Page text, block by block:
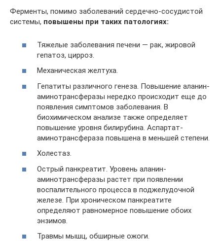
Ферменты, помимо заболеваний сердечно-сосудистой
системы, повышены при таких патологиях:
Тяжелые заболевания печени — рак, жировой
гепатоз, цирроз.
Механическая желтуха.
Гепатиты различного генеза. Повышение аланин-
аминотрансферазы нередко происходит еще до
появления симптомов заболевания. В
биохимическом анализе также определяет
повышение уровня билирубина. Аспартат-
аминотрансфераза повышена в меньшей степени.
Холестаз.
Острый панкреатит. Уровень аланин-
аминотрансферазы растет при появлении
воспалительного процесса в поджелудочной
железе. При хроническом панкреатите
определяют равномерное повышение обоих
энзимов.
Травмы мышц, обширные ожоги.